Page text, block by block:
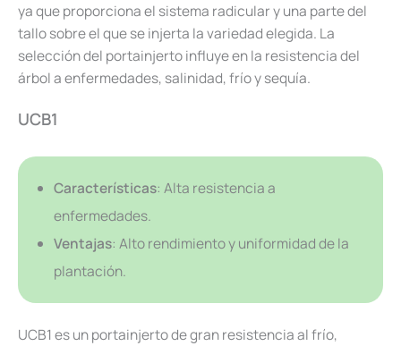
ya que proporciona el sistema radicular y una parte del
tallo sobre el que se injerta la variedad elegida. La
selección del portainjerto influye en la resistencia del
árbol a enfermedades, salinidad, frío y sequía.
UCB1
Características: Alta resistencia a
enfermedades.
Ventajas: Alto rendimiento y uniformidad de la
plantación.
UCB1 es un portainjerto de gran resistencia al frío,